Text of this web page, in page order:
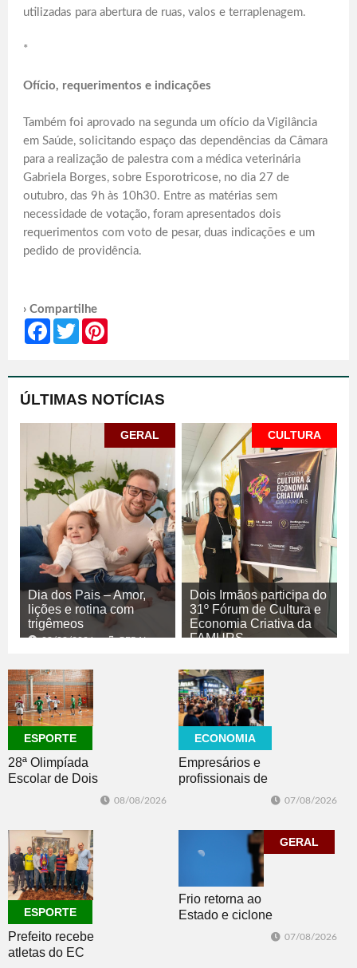
utilizadas para abertura de ruas, valos e terraplenagem.
*
Ofício, requerimentos e indicações
Também foi aprovado na segunda um ofício da Vigilância
em Saúde, solicitando espaço das dependências da Câmara
para a realização de palestra com a médica veterinária
Gabriela Borges, sobre Esporotricose, no dia 27 de
outubro, das 9h às 10h30. Entre as matérias sem
necessidade de votação, foram apresentados dois
requerimentos com voto de pesar, duas indicações e um
pedido de providência.
› Compartilhe
Facebook
Twitter
ÚLTIMAS NOTÍCIAS
GERAL
Dia dos Pais – Amor,
lições e rotina com
trigêmeos
08/08/2026 GERAL
CULTURA
Dois Irmãos participa do
31º Fórum de Cultura e
Economia Criativa da
FAMURS
CULTURA
ESPORTE
28ª Olimpíada
Escolar de Dois
08/08/2026
ECONOMIA
Empresários e
profissionais de
07/08/2026
ESPORTE
Prefeito recebe
atletas do EC
GERAL
Frio retorna ao
Estado e ciclone
07/08/2026